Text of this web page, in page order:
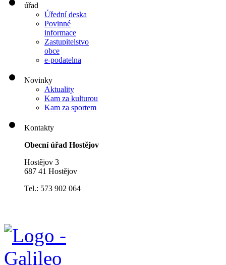
úřad
Úřední deska
Povinné
informace
Zastupitelstvo
obce
e-podatelna
Novinky
Aktuality
Kam za kulturou
Kam za sportem
Kontakty
Obecní úřad Hostějov
Hostějov 3
687 41 Hostějov
Tel.: 573 902 064